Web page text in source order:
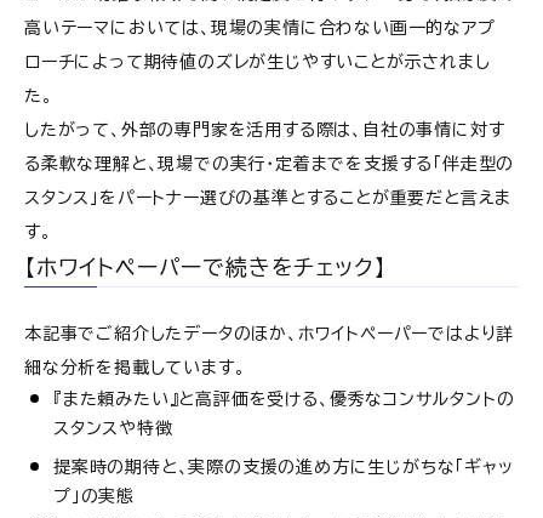
高いテーマにおいては、現場の実情に合わない画一的なアプ
ローチによって期待値のズレが生じやすいことが示されまし
た。
したがって、外部の専門家を活用する際は、自社の事情に対す
る柔軟な理解と、現場での実行・定着までを支援する「伴走型の
スタンス」をパートナー選びの基準とすることが重要だと言えま
す。
【ホワイトペーパーで続きをチェック】
本記事でご紹介したデータのほか、ホワイトペーパーではより詳
細な分析を掲載しています。
『また頼みたい』と高評価を受ける、優秀なコンサルタントの
スタンスや特徴
提案時の期待と、実際の支援の進め方に生じがちな「ギャッ
プ」の実態